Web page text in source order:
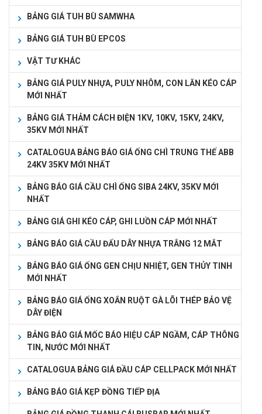
BẢNG GIÁ TUH BÙ SAMWHA
BẢNG GIÁ TUH BÙ EPCOS
VẬT TƯ KHÁC
BẢNG GIÁ PULY NHỰA, PULY NHÔM, CON LĂN KÉO CÁP
MỚI NHẤT
BẢNG GIÁ THẢM CÁCH ĐIỆN 1KV, 10KV, 15KV, 24KV,
35KV MỚI NHẤT
CATALOGUA BẢNG BÁO GIÁ ỐNG CHÌ TRUNG THẾ ABB
24KV 35KV MỚI NHẤT
BẢNG BÁO GIÁ CẦU CHÌ ỐNG SIBA 24KV, 35KV MỚI
NHẤT
BẢNG GIÁ GHI KÉO CÁP, GHI LUỒN CÁP MỚI NHẤT
BẢNG BÁO GIÁ CẦU ĐẤU DÂY NHỰA TRẮNG 12 MẮT
BẢNG BÁO GIÁ ỐNG GEN CHỊU NHIỆT, GEN THỦY TINH
MỚI NHẤT
BẢNG BÁO GIÁ ỐNG XOẮN RUỘT GÀ LÕI THÉP BẢO VỆ
DÂY ĐIỆN
BẢNG BÁO GIÁ MỐC BÁO HIỆU CÁP NGẦM, CÁP THÔNG
TIN, NƯỚC MỚI NHẤT
CATALOGUA BẢNG GIÁ ĐẦU CÁP CELLPACK MỚI NHẤT
BẢNG BÁO GIÁ KẸP ĐỒNG TIẾP ĐỊA